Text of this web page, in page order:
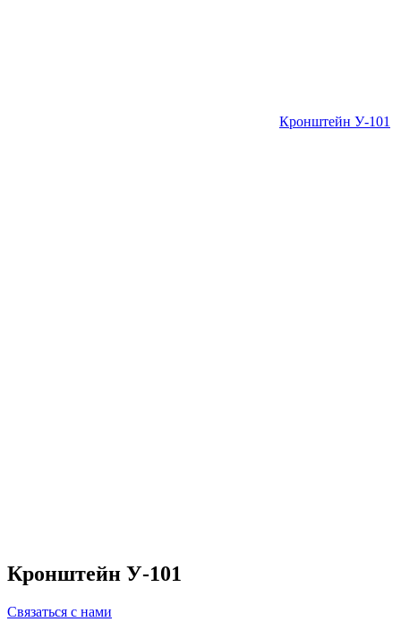
Кронштейн У-101
Кронштейн У-101
Связаться с нами